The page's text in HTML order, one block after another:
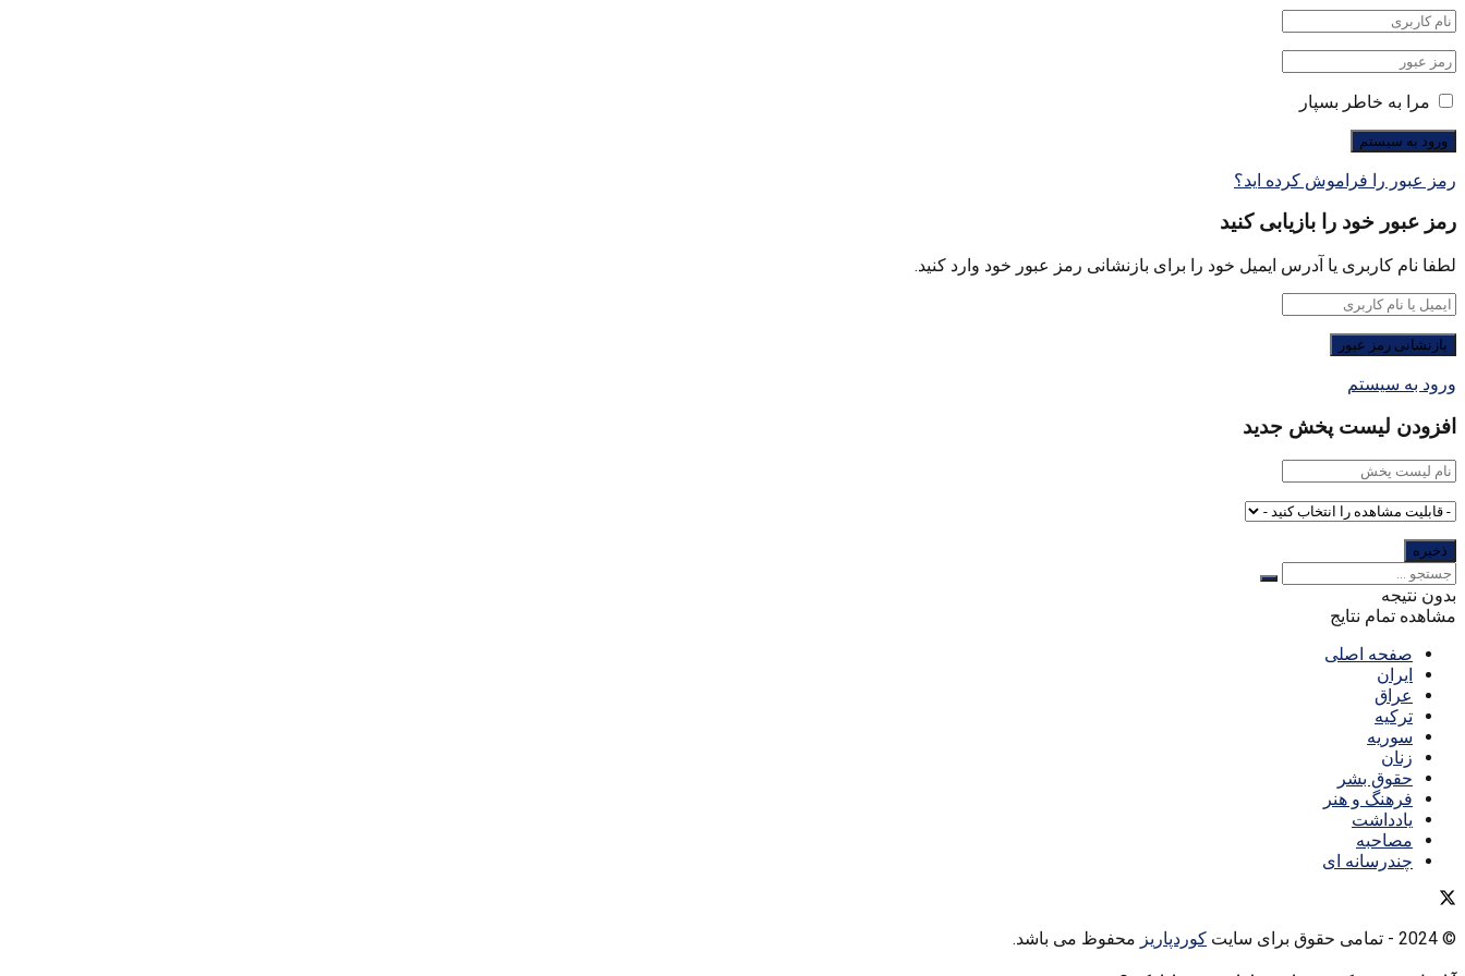
مرا به خاطر بسپار
رمز عبور را فراموش کرده اید؟
رمز عبور خود را بازیابی کنید
لطفا نام کاربری یا آدرس ایمیل خود را برای بازنشانی رمز عبور خود وارد کنید.
ورود به سیستم
افزودن لیست پخش جدید
بدون نتیجه
مشاهده تمام نتایج
صفحه اصلی
ایران
عراق
ترکیه
سوریه
زنان
حقوق بشر
فرهنگ و هنر
یادداشت
مصاحبه
چندرسانه ای
© 2024 - تمامی حقوق برای سایت کوردپاریز محفوظ می باشد.